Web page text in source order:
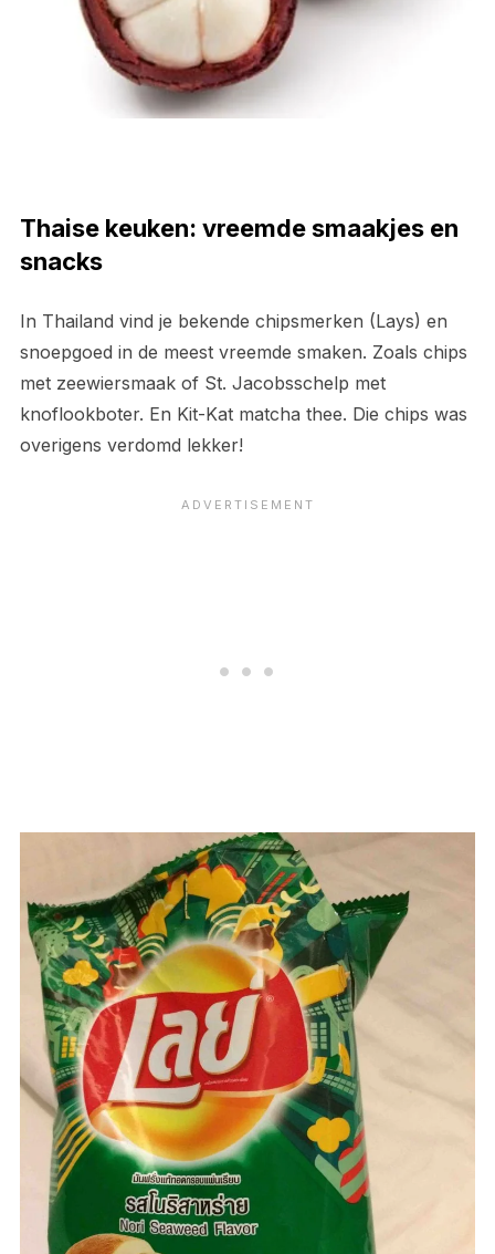
Thaise keuken: vreemde smaakjes en
snacks
In Thailand vind je bekende chipsmerken (Lays) en
snoepgoed in de meest vreemde smaken. Zoals chips
met zeewiersmaak of St. Jacobsschelp met
knoflookboter. En Kit-Kat matcha thee. Die chips was
overigens verdomd lekker!